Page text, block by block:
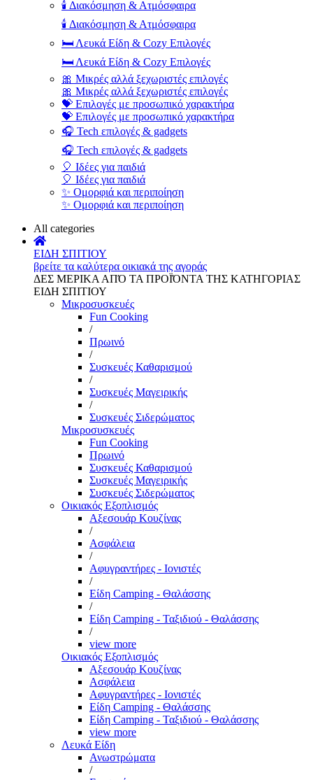
🕯️ Διακόσμηση & Ατμόσφαιρα
🕯️ Διακόσμηση & Ατμόσφαιρα
🛏️ Λευκά Είδη & Cozy Επιλογές
🛏️ Λευκά Είδη & Cozy Επιλογές
🎀 Μικρές αλλά ξεχωριστές επιλογές
🎀 Μικρές αλλά ξεχωριστές επιλογές
💝 Επιλογές με προσωπικό χαρακτήρα
💝 Επιλογές με προσωπικό χαρακτήρα
🎧 Tech επιλογές & gadgets
🎧 Tech επιλογές & gadgets
🎈 Ιδέες για παιδιά
🎈 Ιδέες για παιδιά
✨ Ομορφιά και περιποίηση
✨ Ομορφιά και περιποίηση
All categories
ΕΙΔΗ ΣΠΙΤΙΟΥ
βρείτε τα καλύτερα οικιακά της αγοράς
ΔΕΣ ΜΕΡΙΚΑ ΑΠΌ ΤΑ ΠΡΟΪΌΝΤΑ ΤΗΣ ΚΑΤΗΓΟΡΙΑΣ
ΕΙΔΗ ΣΠΙΤΙΟΥ
Μικροσυσκευές
Fun Cooking
/
Πρωινό
/
Συσκευές Καθαρισμού
/
Συσκευές Μαγειρικής
/
Συσκευές Σιδερώματος
Μικροσυσκευές
Fun Cooking
Πρωινό
Συσκευές Καθαρισμού
Συσκευές Μαγειρικής
Συσκευές Σιδερώματος
Οικιακός Εξοπλισμός
Αξεσουάρ Κουζίνας
/
Ασφάλεια
/
Αφυγραντήρες - Ιονιστές
/
Είδη Camping - Θαλάσσης
/
Είδη Camping - Ταξιδιού - Θαλάσσης
/
view more
Οικιακός Εξοπλισμός
Αξεσουάρ Κουζίνας
Ασφάλεια
Αφυγραντήρες - Ιονιστές
Είδη Camping - Θαλάσσης
Είδη Camping - Ταξιδιού - Θαλάσσης
view more
Λευκά Είδη
Ανωστρώματα
/